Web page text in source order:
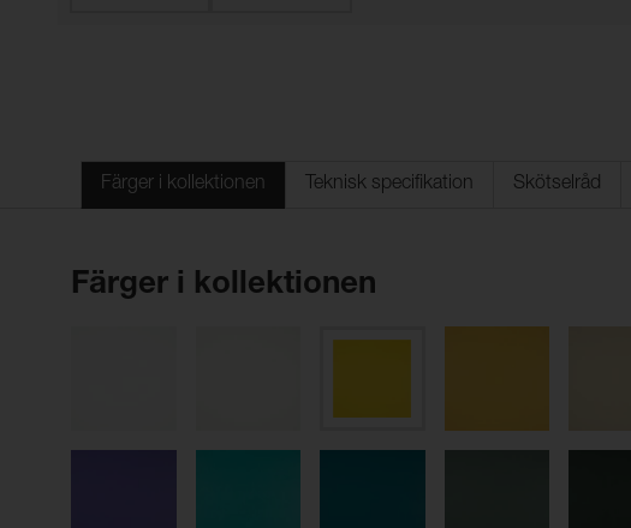
Färger i kollektionen Teknisk specifikation Skötselråd
Färger i kollektionen